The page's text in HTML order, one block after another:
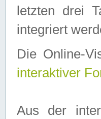
letzten drei
integriert
Die Online-
interaktiver
Aus der